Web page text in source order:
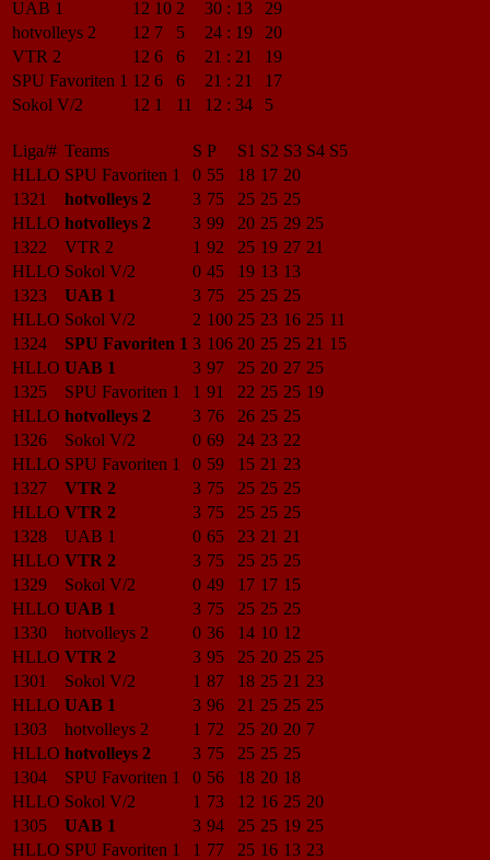
UAB 1
12 10 2 30 : 13
29
hotvolleys 2
12 7 5 24 : 19
20
VTR 2
12 6 6 21 : 21
19
SPU Favoriten 1 12 6 6 21 : 21
17
Sokol V/2
12 1 11 12 : 34 5
Liga/# Teams S P S1 S2 S3 S4 S5
HLLO SPU Favoriten 1 0 55 18 17 20
1321
hotvolleys 2 3 75 25 25 25
HLLO hotvolleys 2 3 99 20 25 29 25
1322
VTR 2 1 92 25 19 27 21
HLLO Sokol V/2 0 45 19 13 13
1323
UAB 1 3 75 25 25 25
HLLO Sokol V/2 2 100 25 23 16 25 11
1324
SPU Favoriten 1 3 106 20 25 25 21 15
HLLO UAB 1 3 97 25 20 27 25
1325
SPU Favoriten 1 1 91 22 25 25 19
HLLO hotvolleys 2 3 76 26 25 25
1326
Sokol V/2 0 69 24 23 22
HLLO SPU Favoriten 1 0 59 15 21 23
1327
VTR 2 3 75 25 25 25
HLLO VTR 2 3 75 25 25 25
1328
UAB 1 0 65 23 21 21
HLLO VTR 2 3 75 25 25 25
1329
Sokol V/2 0 49 17 17 15
HLLO UAB 1 3 75 25 25 25
1330
hotvolleys 2 0 36 14 10 12
HLLO VTR 2 3 95 25 20 25 25
1301
Sokol V/2 1 87 18 25 21 23
HLLO UAB 1 3 96 21 25 25 25
1303
hotvolleys 2 1 72 25 20 20 7
HLLO hotvolleys 2 3 75 25 25 25
1304
SPU Favoriten 1 0 56 18 20 18
HLLO Sokol V/2 1 73 12 16 25 20
1305
UAB 1 3 94 25 25 19 25
HLLO SPU Favoriten 1 1 77 25 16 13 23